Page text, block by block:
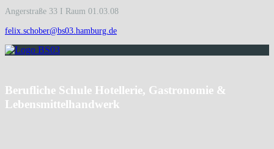
Angerstraße 33 I Raum 01.03.08
felix.schober@bs03.hamburg.de
Berufliche Schule Hotellerie, Gastronomie &
Lebensmittelhandwerk